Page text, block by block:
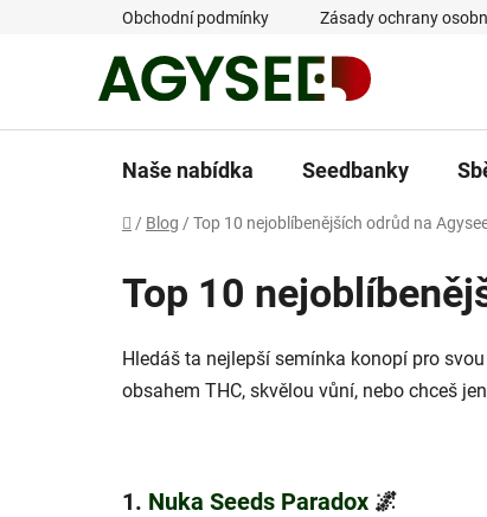
Obchodní podmínky Zásady ochrany
Naše nabídka Seedbanky
Domů
/ Blog / Top 10 nejoblíbenějších odrůd na
Top 10
Hledáš ta nejlepší semínka konopí pro
obsahem THC, skvělou vůní, nebo chceš
1. Nuka Seeds Paradox 🌌